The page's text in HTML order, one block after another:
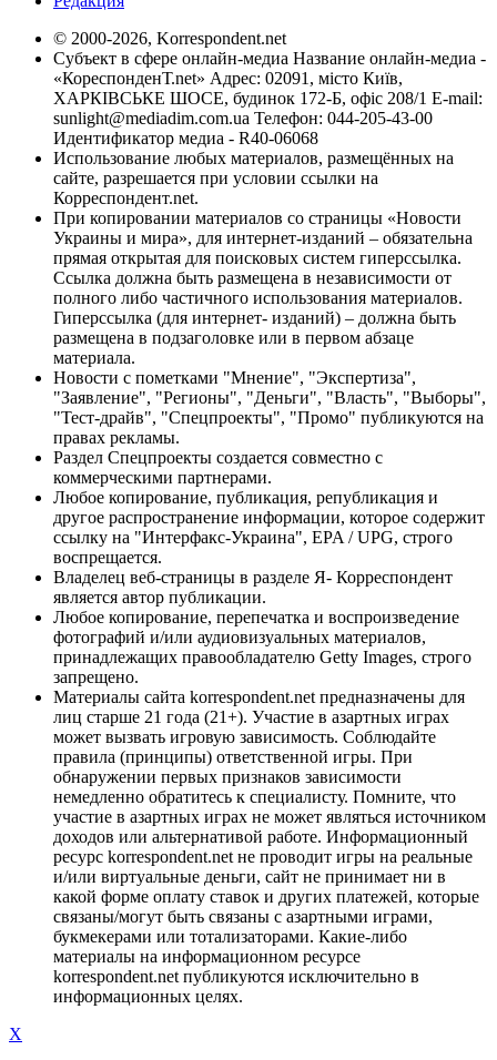
© 2000-2026, Korrespondent.net
Субъект в сфере онлайн-медиа Название онлайн-медиа -
«КореспонденТ.net» Адрес: 02091, місто Київ,
ХАРКІВСЬКЕ ШОСЕ, будинок 172-Б, офіс 208/1 E-mail:
sunlight@mediadim.com.ua Телефон: 044-205-43-00
Идентификатор медиа - R40-06068
Использование любых материалов, размещённых на
сайте, разрешается при условии ссылки на
Корреспондент.net.
При копировании материалов со страницы «Новости
Украины и мира», для интернет-изданий – обязательна
прямая открытая для поисковых систем гиперссылка.
Ссылка должна быть размещена в независимости от
полного либо частичного использования материалов.
Гиперссылка (для интернет- изданий) – должна быть
размещена в подзаголовке или в первом абзаце
материала.
Новости с пометками "Мнение", "Экспертиза",
"Заявление", "Регионы", "Деньги", "Власть", "Выборы",
"Тест-драйв", "Спецпроекты", "Промо" публикуются на
правах рекламы.
Раздел Спецпроекты создается совместно с
коммерческими партнерами.
Любое копирование, публикация, републикация и
другое распространение информации, которое содержит
ссылку на "Интерфакс-Украина", EPA / UPG, строго
воспрещается.
Владелец веб-страницы в разделе Я- Корреспондент
является автор публикации.
Любое копирование, перепечатка и воспроизведение
фотографий и/или аудиовизуальных материалов,
принадлежащих правообладателю Getty Images, строго
запрещено.
Материалы сайта korrespondent.net предназначены для
лиц старше 21 года (21+). Участие в азартных играх
может вызвать игровую зависимость. Соблюдайте
правила (принципы) ответственной игры. При
обнаружении первых признаков зависимости
немедленно обратитесь к специалисту. Помните, что
участие в азартных играх не может являться источником
доходов или альтернативой работе. Информационный
ресурс korrespondent.net не проводит игры на реальные
и/или виртуальные деньги, сайт не принимает ни в
какой форме оплату ставок и других платежей, которые
связаны/могут быть связаны с азартными играми,
букмекерами или тотализаторами. Какие-либо
материалы на информационном ресурсе
korrespondent.net публикуются исключительно в
информационных целях.
X